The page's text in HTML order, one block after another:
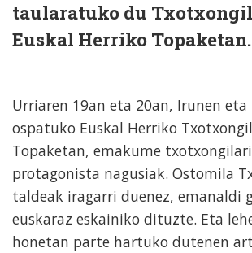
taularatuko du
Euskal Herriko Topaketan.
Urriaren 19an eta 20an, Irunen
ospatuko Euskal Herriko
Topaketan, emakume
protagonista nagusiak. Ostomila
taldeak iragarri duenez, emanaldi
euskaraz eskainiko dituzte. Eta
honetan parte hartuko dutenen